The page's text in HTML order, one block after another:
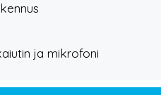
ja mikrofoni